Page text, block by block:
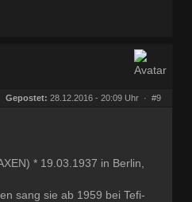
Gepostet: 28.12.2016 - 20:09 Uhr · #9
* 19.03.1937 in Berlin,
sang sie ab 1959 bei Tefi-